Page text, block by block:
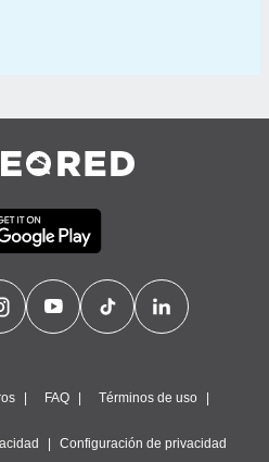
FAQ Términos de uso
Configuración de privacidad